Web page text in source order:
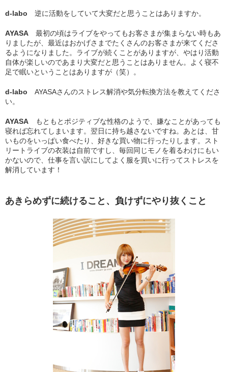
d-labo 逆に活動をしていて大変だと思うことはありますか。
AYASA
最初の頃はライブをやってもお客さまが集まらない時もあ
りましたが、最近はおかげさまでたくさんのお客さまが来てくださ
るようになりました。ライブが続くことがありますが、やはり活動
自体が楽しいのであまり大変だと思うことはありません。よく寝不
足で眠いということはありますが（笑）。
d-labo
AYASAさんのストレス解消や気分転換方法を教えてくださ
い。
AYASA
もともとポジティブな性格のようで、嫌なことがあっても
寝れば忘れてしまいます。翌日に持ち越さないですね。あとは、甘
いものをいっぱい食べたり、好きな買い物に行ったりします。スト
リートライブの衣装は自前ですし、毎回同じモノを着るわけにもい
かないので、仕事を言い訳にしてよく服を買いに行ってストレスを
解消しています！
あきらめずに続けること、負けずにやり抜くこと